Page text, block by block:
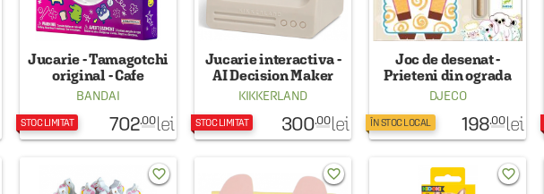
Jucarie - Tamagotchi
original - Cafe
BANDAI
STOC LIMITAT 702.00 lei
Jucarie interactiva -
AI Decision Maker
KIKKERLAND
STOC LIMITAT 300.00 lei
Joc de desenat -
Prieteni din ograda
DJECO
ÎN STOC LOCAL 198.00 lei
favorite_border favorite_border favorite_border